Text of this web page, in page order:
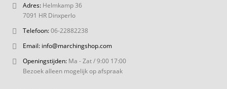
Adres: Helmkamp 36
7091 HR Dinxperlo
Telefoon:06-22882238
Email: info@marchingshop.com
Openingstijden: Ma - Zat / 9:00 17:00
Bezoek alleen mogelijk op afspraak